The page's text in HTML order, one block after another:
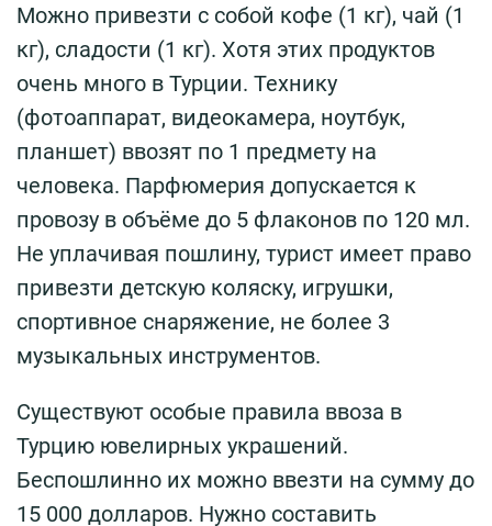
Можно привезти с собой кофе (1 кг), чай (1
кг), сладости (1 кг). Хотя этих продуктов
очень много в Турции. Технику
(фотоаппарат, видеокамера, ноутбук,
планшет) ввозят по 1 предмету на
человека. Парфюмерия допускается к
провозу в объёме до 5 флаконов по 120 мл.
Не уплачивая пошлину, турист имеет право
привезти детскую коляску, игрушки,
спортивное снаряжение, не более 3
музыкальных инструментов.
Существуют особые правила ввоза в
Турцию ювелирных украшений.
Беспошлинно их можно ввезти на сумму до
15 000 долларов. Нужно составить